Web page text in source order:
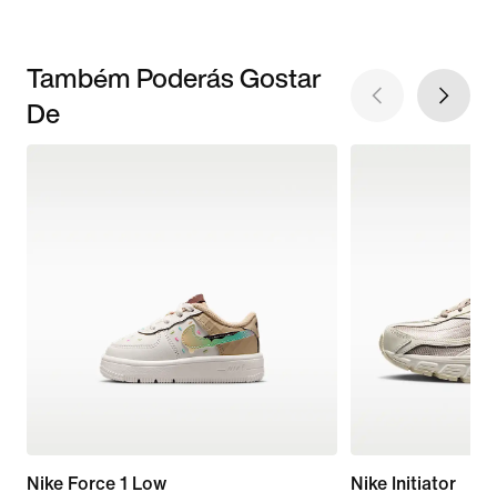
Também Poderás Gostar
De
Nike Force 1 Low
Nike Initiator